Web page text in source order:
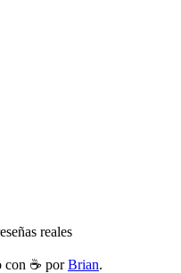
reales
con ☕ por Brian.